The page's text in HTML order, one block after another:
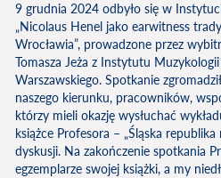
9 grudnia 2024 odbyło się w
„Nicolaus Henel jako earwitness
Wrocławia”, prowadzone przez
Tomasza Jeża z Instytutu
Warszawskiego. Spotkanie
naszego kierunku, pracowników,
którzy mieli okazję wysłuchać
książce Profesora – „Śląska
dyskusji. Na zakończenie spotkania
egzemplarze swojej książki, a my